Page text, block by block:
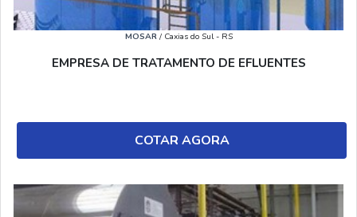
MOSAR/ Caxias do Sul - RS
EMPRESA DE TRATAMENTO DE EFLUENTES
COTAR AGORA